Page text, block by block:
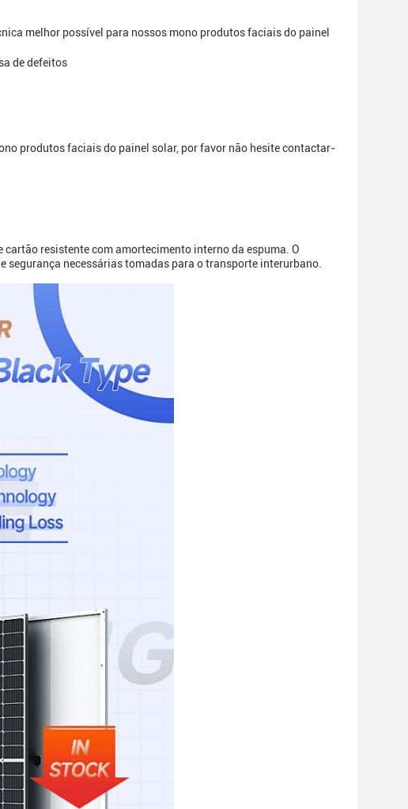
melhor possível para nossos mono produtos faciais do painel
de defeitos
produtos faciais do painel solar, por favor não hesite contactar-
resistente com amortecimento interno da espuma. O
segurança necessárias tomadas para o transporte interurbano.